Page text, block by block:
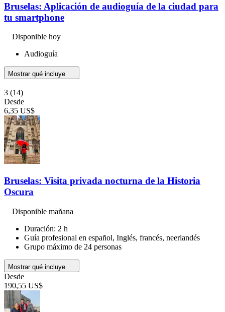
Bruselas: Aplicación de audioguía de la ciudad para
tu smartphone
Disponible hoy
Audioguía
Mostrar qué incluye
3 (14)
Desde
6,35 US$
Bruselas: Visita privada nocturna de la Historia
Oscura
Disponible mañana
Duración: 2 h
Guía profesional en español, Inglés, francés, neerlandés
Grupo máximo de 24 personas
Mostrar qué incluye
Desde
190,55 US$